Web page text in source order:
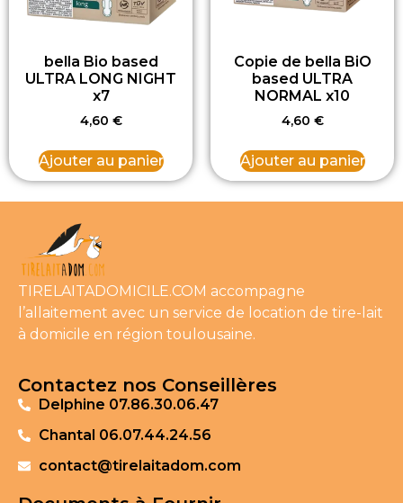
bella Bio based
ULTRA LONG NIGHT
x7
4,60 €
Ajouter au panier
Copie de bella BiO
based ULTRA
NORMAL x10
4,60 €
Ajouter au panier
TIRELAITADOMICILE.COM accompagne
l’allaitement avec un service de location de tire-lait
à domicile en région toulousaine.
Contactez nos Conseillères
Delphine 07.86.30.06.47
Chantal 06.07.44.24.56
contact@tirelaitadom.com